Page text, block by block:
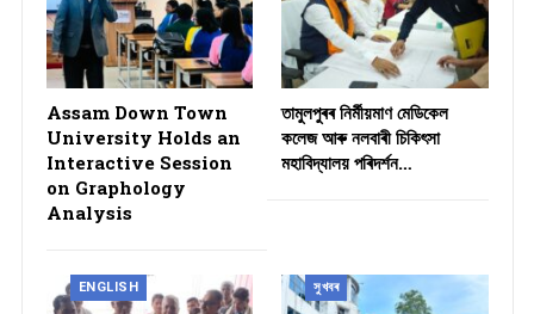
Assam Down Town
University Holds an
Interactive Session
on Graphology
Analysis
তামুলপুৰৰ নিৰ্মীয়মাণ মেডিকেল
কলেজ আৰু নলবাৰী চিকিৎসা
মহাবিদ্যালয় পৰিদৰ্শন…
ENGLISH সুখবৰ